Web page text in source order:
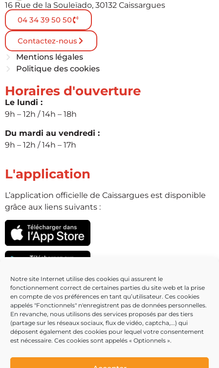
Notre site Internet utilise des cookies qui assurent le
fonctionnement correct de certaines parties du site web et la prise
en compte de vos préférences en tant qu’utilisateur. Ces cookies
appelés "Fonctionnels" n'enregistrent pas de données personnelles.
En revanche, nous utilisons des services proposés par des tiers
(partage sur les réseaux sociaux, flux de vidéo, captcha,...) qui
déposent également des cookies pour lequel votre consentement
est nécessaire. Ces cookies sont appelés « Optionnels ».
16 Rue de la Souleïado, 30132 Caissargues
04 34 39 50 50
Contactez-nous
Mentions légales
Politique des cookies
Horaires d'ouverture
Le lundi :
9h – 12h / 14h – 18h
Du mardi au vendredi :
9h – 12h / 14h – 17h
L'application
L’application officielle de Caissargues est disponible
grâce aux liens suivants :
Partenaires